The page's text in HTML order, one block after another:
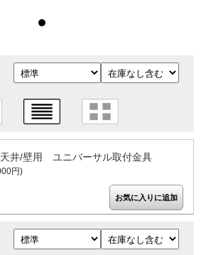
井/壁用 ユニバーサル取付金具
円)